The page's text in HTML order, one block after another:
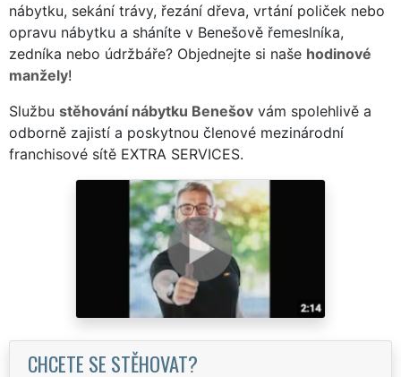
nábytku, sekání trávy, řezání dřeva, vrtání poliček nebo
opravu nábytku a sháníte v Benešově řemeslníka,
zedníka nebo údržbáře? Objednejte si naše hodinové
manžely!
Službu stěhování nábytku Benešov vám spolehlivě a
odborně zajistí a poskytnou členové mezinárodní
franchisové sítě EXTRA SERVICES.
CHCETE SE STĚHOVAT?